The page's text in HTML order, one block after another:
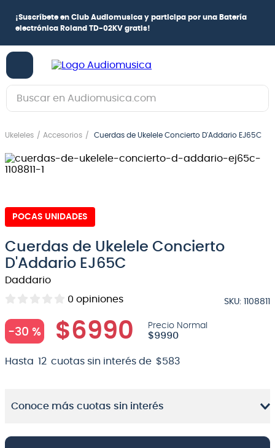
¡Suscríbete en Club Audiomusica y participa por una Batería
electrónica Roland TD-02KV gratis!
Buscar en Audiomusica.com
Ukeleles Accesorios Cuerdas de Ukelele Concierto D'Addario EJ65C
POCAS UNIDADES
Cuerdas de Ukelele Concierto
D'Addario EJ65C
Daddario
0 opiniones SKU: 1108811
-30 % $6990 $9990
Hasta 12 cuotas sin interés de $583
Conoce más cuotas sin interés
2.
bajo
4.
pioneerdj
5.
amplificador
6.
teclado
micrófono
10. violin